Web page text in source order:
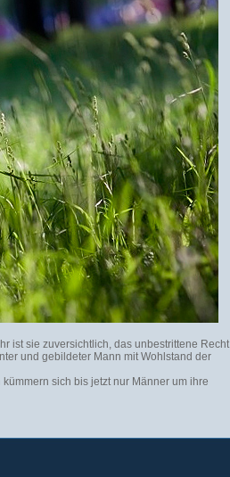
ist sie zuversichtlich, das unbestrittene Recht
und gebildeter Mann mit Wohlstand der
sich bis jetzt nur Männer um ihre